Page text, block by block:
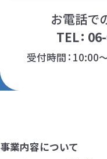
お電話で
TEL
受付時間 10:00
事業内容について